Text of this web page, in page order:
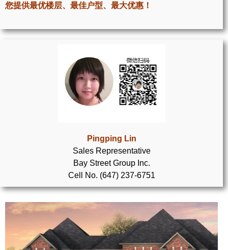
奥克维尔社区介绍
奥克维尔楼花项目
旺市楼花项目
实用链接
加拿大房地产网站
大多伦多教育网站
您提供最优楼层、最佳户型、最大优惠！
Pingping Lin
Sales Representative
Bay Street Group Inc.
Cell No. (647) 237-6751